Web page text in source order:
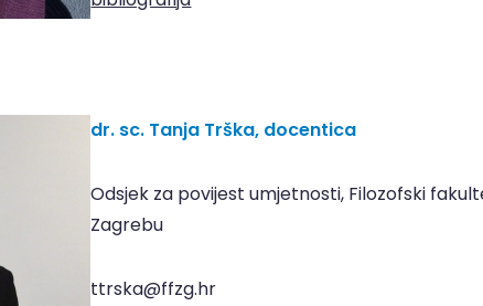
dr. sc. Tanja Trška, docentica
Odsjek za povijest umjetnosti, Filozofski
Zagrebu
ttrska@ffzg.hr